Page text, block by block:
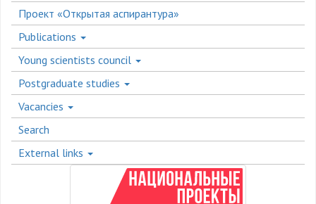
Проект «Открытая аспирантура»
Publications
Young scientists council
Postgraduate studies
Vacancies
Search
External links